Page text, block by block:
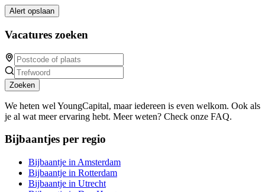
Alert opslaan
Vacatures zoeken
Zoeken
We heten wel YoungCapital, maar iedereen is even welkom. Ook als
je al wat meer ervaring hebt. Meer weten? Check onze FAQ.
Bijbaantjes per regio
Bijbaantje in Amsterdam
Bijbaantje in Rotterdam
Bijbaantje in Utrecht